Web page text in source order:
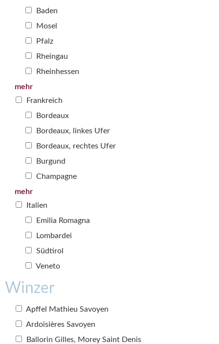
Baden
Mosel
Pfalz
Rheingau
Rheinhessen
mehr
Frankreich
Bordeaux
Bordeaux, linkes Ufer
Bordeaux, rechtes Ufer
Burgund
Champagne
mehr
Italien
Emilia Romagna
Lombardei
Südtirol
Veneto
Winzer
Apffel Mathieu Savoyen
Ardoisières Savoyen
Ballorin Gilles, Morey Saint Denis